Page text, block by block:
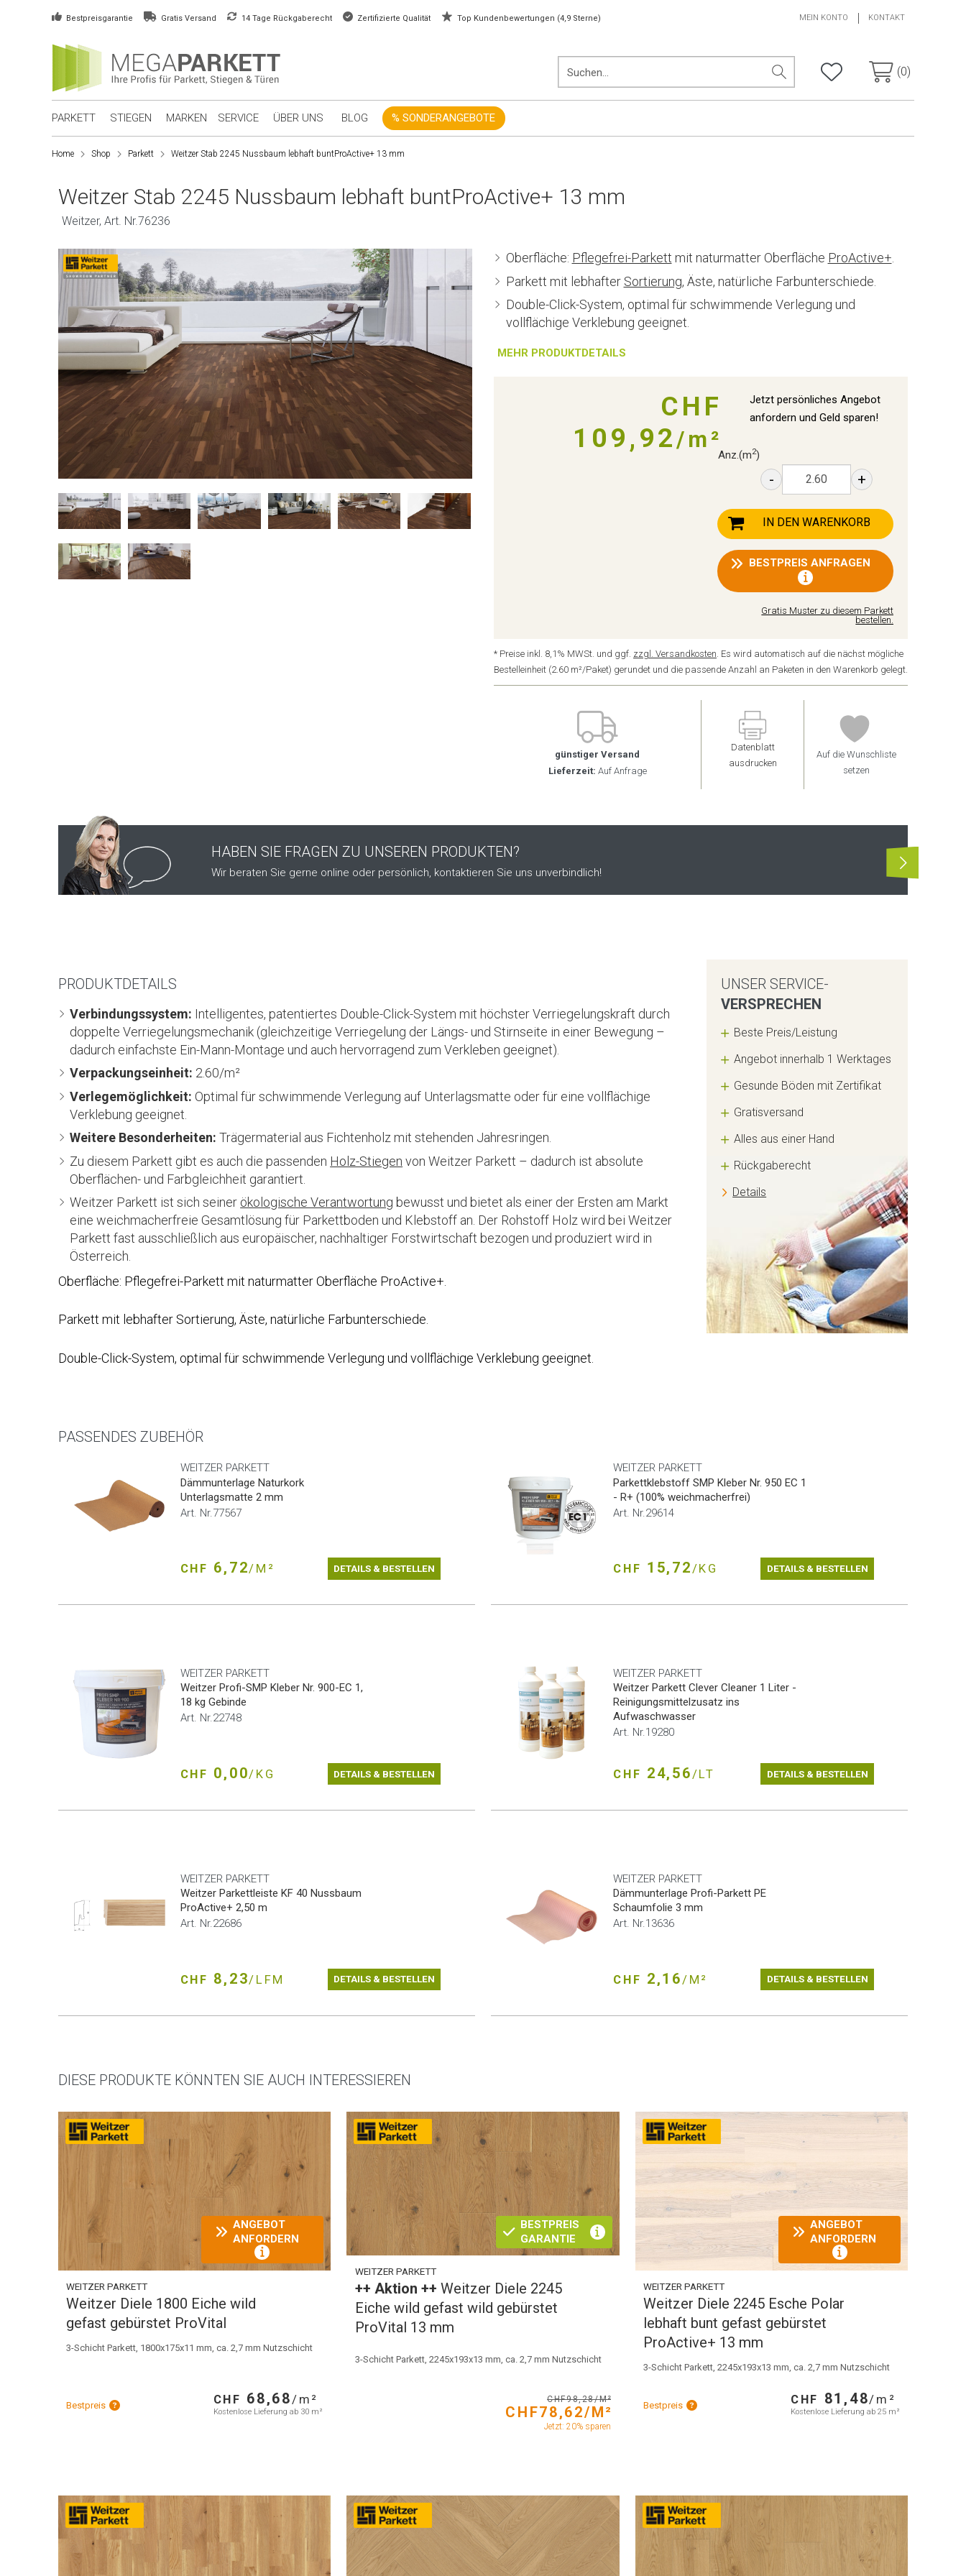
Bestpreisgarantie Gratis Versand 14 Tage Rückgaberecht Zertifizierte Qualität Top Kundenbewertungen (4,9 Sterne) MEIN KONTO KONTAKT
(0)
PARKETT STIEGEN MARKEN SERVICE ÜBER UNS BLOG % SONDERANGEBOTE
Home Shop Parkett Weitzer Stab 2245 Nussbaum lebhaft buntProActive+ 13 mm
Weitzer Stab 2245 Nussbaum lebhaft buntProActive+ 13 mm
Weitzer, Art. Nr.76236
Oberfläche: Pflegefrei-Parkett mit naturmatter Oberfläche ProActive+
Parkett mit lebhafter Sortierung, Äste, natürliche Farbunterschiede.
Double-Click-System, optimal für schwimmende Verlegung und
vollflächige Verklebung geeignet.
MEHR PRODUKTDETAILS
CHF
109,92/m²
Jetzt persönliches Angebot
anfordern und Geld sparen!
Anz.(m2)
- +
IN DEN WARENKORB
BESTPREIS ANFRAGEN
Gratis Muster zu diesem Parkett
bestellen.
* Preise inkl. 8,1% MWSt. und ggf. zzgl. Versandkosten . Es wird automatisch auf die nächst mögliche
Bestelleinheit (2.60 m²/Paket) gerundet und die passende Anzahl an Paketen in den Warenkorb gelegt.
günstiger Versand
Lieferzeit: Auf Anfrage
Datenblatt
ausdrucken
Auf die Wunschliste
setzen
HABEN SIE FRAGEN ZU UNSEREN PRODUKTEN?
Wir beraten Sie gerne online oder persönlich, kontaktieren Sie uns unverbindlich!
PRODUKTDETAILS
Verbindungssystem: Intelligentes, patentiertes Double-Click-System mit höchster Verriegelungskraft durch
doppelte Verriegelungsmechanik (gleichzeitige Verriegelung der Längs- und Stirnseite in einer Bewegung –
dadurch einfachste Ein-Mann-Montage und auch hervorragend zum Verkleben geeignet).
Verpackungseinheit: 2.60/m²
Verlegemöglichkeit: Optimal für schwimmende Verlegung auf Unterlagsmatte oder für eine vollflächige
Verklebung geeignet.
Weitere Besonderheiten: Trägermaterial aus Fichtenholz mit stehenden Jahresringen.
Zu diesem Parkett gibt es auch die passenden Holz-Stiegen von Weitzer Parkett – dadurch ist absolute
Oberflächen- und Farbgleichheit garantiert.
Weitzer Parkett ist sich seiner ökologische Verantwortung bewusst und bietet als einer der Ersten am Markt
eine weichmacherfreie Gesamtlösung für Parkettboden und Klebstoff an. Der Rohstoff Holz wird bei Weitzer
Parkett fast ausschließlich aus europäischer, nachhaltiger Forstwirtschaft bezogen und produziert wird in
Österreich.
Oberfläche: Pflegefrei-Parkett mit naturmatter Oberfläche ProActive+.
Parkett mit lebhafter Sortierung, Äste, natürliche Farbunterschiede.
Double-Click-System, optimal für schwimmende Verlegung und vollflächige Verklebung geeignet.
UNSER SERVICE-
VERSPRECHEN
Beste Preis/Leistung
Angebot innerhalb 1 Werktages
Gesunde Böden mit Zertifikat
Gratisversand
Alles aus einer Hand
Rückgaberecht
Details
PASSENDES ZUBEHÖR
WEITZER PARKETT
Dämmunterlage Naturkork
Unterlagsmatte 2 mm
Art. Nr.77567
CHF 6,72/M² DETAILS & BESTELLEN
WEITZER PARKETT
Parkettklebstoff SMP Kleber Nr. 950 EC 1
- R+ (100% weichmacherfrei)
Art. Nr.29614
CHF 15,72/KG DETAILS & BESTELLEN
WEITZER PARKETT
Weitzer Profi-SMP Kleber Nr. 900-EC 1,
18 kg Gebinde
Art. Nr.22748
CHF 0,00/KG DETAILS & BESTELLEN
WEITZER PARKETT
Weitzer Parkett Clever Cleaner 1 Liter -
Reinigungsmittelzusatz ins
Aufwaschwasser
Art. Nr.19280
CHF 24,56/LT DETAILS & BESTELLEN
WEITZER PARKETT
Weitzer Parkettleiste KF 40 Nussbaum
ProActive+ 2,50 m
Art. Nr.22686
CHF 8,23/LFM DETAILS & BESTELLEN
WEITZER PARKETT
Dämmunterlage Profi-Parkett PE
Schaumfolie 3 mm
Art. Nr.13636
CHF 2,16 /M² DETAILS & BESTELLEN
DIESE PRODUKTE KÖNNTEN SIE AUCH INTERESSIEREN
ANGEBOT
ANFORDERN
WEITZER PARKETT
Weitzer Diele 1800 Eiche wild
gefast gebürstet ProVital
3-Schicht Parkett, 1800x175x11 mm, ca. 2,7 mm Nutzschicht
Bestpreis CHF 68,68 /m²
Kostenlose Lieferung ab 30 m²
BESTPREIS
GARANTIE
WEITZER PARKETT
++ Aktion ++ Weitzer Diele 2245
Eiche wild gefast wild gebürstet
ProVital 13 mm
3-Schicht Parkett, 2245x193x13 mm, ca. 2,7 mm Nutzschicht
CHF98,28/M²
CHF78,62/M²
Jetzt: 20% sparen
ANGEBOT
ANFORDERN
WEITZER PARKETT
Weitzer Diele 2245 Esche Polar
lebhaft bunt gefast gebürstet
ProActive+ 13 mm
3-Schicht Parkett, 2245x193x13 mm, ca. 2,7 mm Nutzschicht
Bestpreis CHF 81,48/m²
Kostenlose Lieferung ab 25 m²